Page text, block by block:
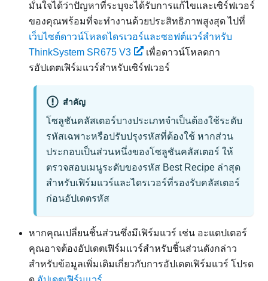
มั่นใจได้ว่าปัญหาที่ระบุจะได้รับการแก้ไขและเซิร์ฟเวอร์
ของคุณพร้อมที่จะทำงานด้วยประสิทธิภาพสูงสุด ไปที่
เว็บไซต์ดาวน์โหลดไดรเวอร์และซอฟต์แวร์สำหรับ
ThinkSystem SR675 V3
เพื่อดาวน์โหลดกา
รอัปเดตเฟิร์มแวร์สำหรับเซิร์ฟเวอร์
สำคัญ
โซลูชันคลัสเตอร์บางประเภทจำเป็นต้องใช้ระดับ
รหัสเฉพาะหรือปรับปรุงรหัสที่ต้องใช้ หากส่วน
ประกอบเป็นส่วนหนึ่งของโซลูชันคลัสเตอร์ ให้
ตรวจสอบเมนูระดับของรหัส Best Recipe ล่าสุด
สำหรับเฟิร์มแวร์และไดรเวอร์ที่รองรับคลัสเตอร์
ก่อนอัปเดตรหัส
หากคุณเปลี่ยนชิ้นส่วนซึ่งมีเฟิร์มแวร์ เช่น อะแดปเตอร์
คุณอาจต้องอัปเดตเฟิร์มแวร์สำหรับชิ้นส่วนดังกล่าว
สำหรับข้อมูลเพิ่มเติมเกี่ยวกับการอัปเดตเฟิร์มแวร์ โปรด